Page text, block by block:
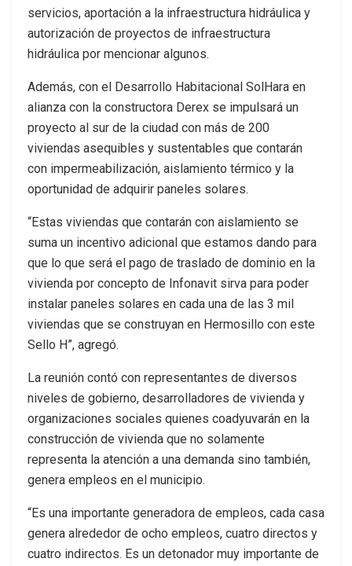
servicios, aportación a la infraestructura hidráulica y
autorización de proyectos de infraestructura
hidráulica por mencionar algunos.
Además, con el Desarrollo Habitacional SolHara en
alianza con la constructora Derex se impulsará un
proyecto al sur de la ciudad con más de 200
viviendas asequibles y sustentables que contarán
con impermeabilización, aislamiento térmico y la
oportunidad de adquirir paneles solares.
“Estas viviendas que contarán con aislamiento se
suma un incentivo adicional que estamos dando para
que lo que será el pago de traslado de dominio en la
vivienda por concepto de Infonavit sirva para poder
instalar paneles solares en cada una de las 3 mil
viviendas que se construyan en Hermosillo con este
Sello H”, agregó.
La reunión contó con representantes de diversos
niveles de gobierno, desarrolladores de vivienda y
organizaciones sociales quienes coadyuvarán en la
construcción de vivienda que no solamente
representa la atención a una demanda sino también,
genera empleos en el municipio.
“Es una importante generadora de empleos, cada casa
genera alrededor de ocho empleos, cuatro directos y
cuatro indirectos. Es un detonador muy importante de